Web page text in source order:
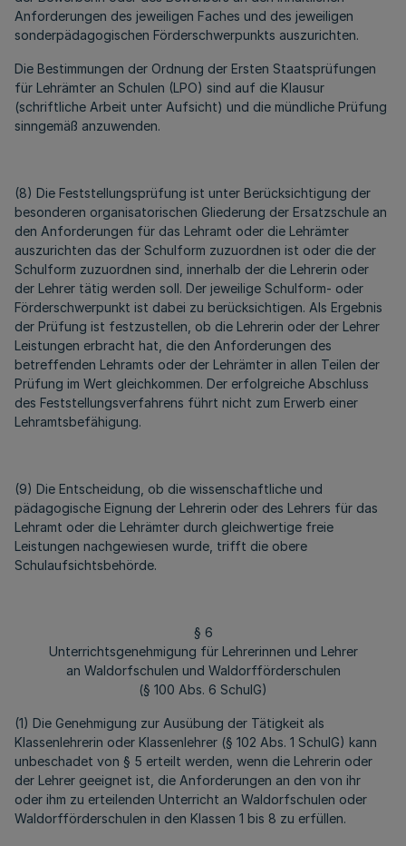
Anforderungen des jeweiligen Faches und des jeweiligen
sonderpädagogischen Förderschwerpunkts auszurichten.
Die Bestimmungen der Ordnung der Ersten Staatsprüfungen
für Lehrämter an Schulen (LPO) sind auf die Klausur
(schriftliche Arbeit unter Aufsicht) und die mündliche Prüfung
sinngemäß anzuwenden.
(8) Die Feststellungsprüfung ist unter Berücksichtigung der
besonderen organisatorischen Gliederung der Ersatzschule an
den Anforderungen für das Lehramt oder die Lehrämter
auszurichten das der Schulform zuzuordnen ist oder die der
Schulform zuzuordnen sind, innerhalb der die Lehrerin oder
der Lehrer tätig werden soll. Der jeweilige Schulform- oder
Förderschwerpunkt ist dabei zu berücksichtigen. Als Ergebnis
der Prüfung ist festzustellen, ob die Lehrerin oder der Lehrer
Leistungen erbracht hat, die den Anforderungen des
betreffenden Lehramts oder der Lehrämter in allen Teilen der
Prüfung im Wert gleichkommen. Der erfolgreiche Abschluss
des Feststellungsverfahrens führt nicht zum Erwerb einer
Lehramtsbefähigung.
(9) Die Entscheidung, ob die wissenschaftliche und
pädagogische Eignung der Lehrerin oder des Lehrers für das
Lehramt oder die Lehrämter durch gleichwertige freie
Leistungen nachgewiesen wurde, trifft die obere
Schulaufsichtsbehörde.
§ 6
Unterrichtsgenehmigung für Lehrerinnen und Lehrer
an Waldorfschulen und Waldorfförderschulen
(§ 100 Abs. 6 SchulG)
(1) Die Genehmigung zur Ausübung der Tätigkeit als
Klassenlehrerin oder Klassenlehrer (§ 102 Abs. 1 SchulG) kann
unbeschadet von § 5 erteilt werden, wenn die Lehrerin oder
der Lehrer geeignet ist, die Anforderungen an den von ihr
oder ihm zu erteilenden Unterricht an Waldorfschulen oder
Waldorfförderschulen in den Klassen 1 bis 8 zu erfüllen.